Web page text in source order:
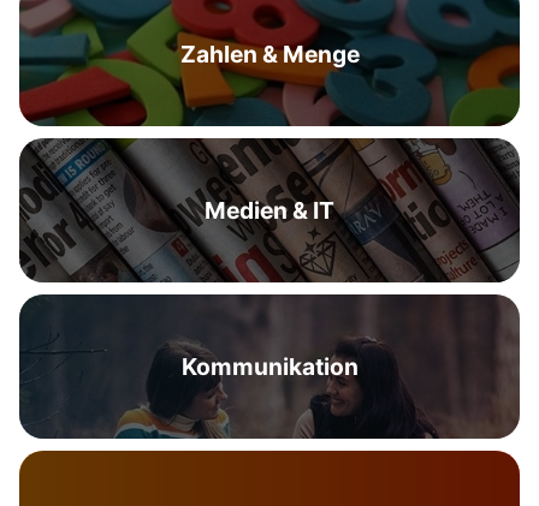
Zahlen & Menge
Medien & IT
Kommunikation